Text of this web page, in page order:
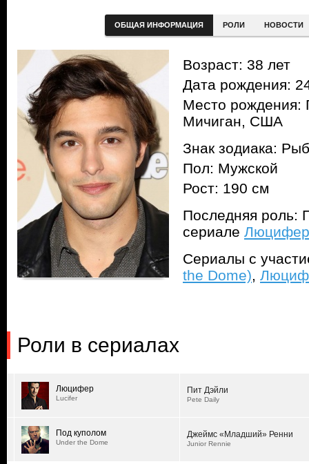
ОБЩАЯ ИНФОРМАЦИЯ РОЛИ НОВОСТИ
Возраст: 38 лет
Дата рождения:
Место рождения:
Мичиган, США
Знак зодиака:
Пол: Мужской
Рост: 190 см
Последняя роль:
сериале
Сериалы с
the Dome),
Роли в сериалах
Люцифер
Lucifer
Пит Дэйли
Pete Daily
Под куполом
Under the Dome
Джеймс «Младший» Ренни
Junior Rennie